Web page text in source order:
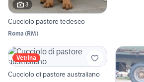
3
Cucciolo pastore tedesco
Roma (RM)
Vetrina
Cucciolo di pastore australiano